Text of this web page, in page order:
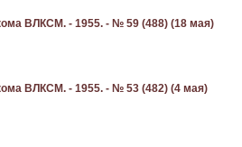
ВЛКСМ. - 1955. - № 59 (488) (18 мая)
ВЛКСМ. - 1955. - № 53 (482) (4 мая)